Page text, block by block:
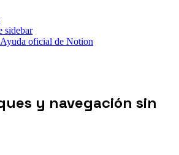
sidebar
oficial de Notion
y navegación sin